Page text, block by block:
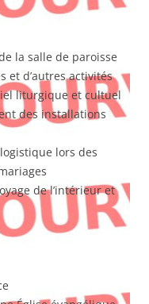
la salle de paroisse
et d’autres activités
liturgique et cultuel
des installations
lors des
de l’intérieur et